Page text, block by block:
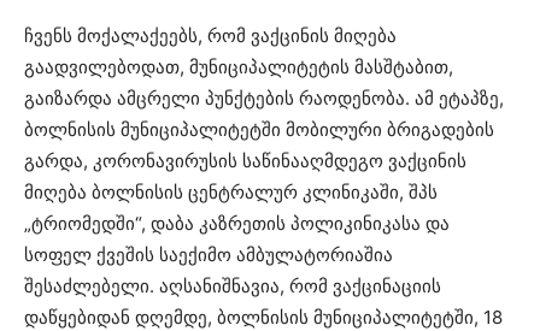
ჩვენს მოქალაქეებს, რომ ვაქცინის მიღება
გაადვილებოდათ, მუნიციპალიტეტის მასშტაბით,
გაიზარდა ამცრელი პუნქტების რაოდენობა. ამ ეტაპზე,
ბოლნისის მუნიციპალიტეტში მობილური ბრიგადების
გარდა, კორონავირუსის საწინააღმდეგო ვაქცინის
მიღება ბოლნისის ცენტრალურ კლინიკაში, შპს
„ტრიომედში“, დაბა კაზრეთის პოლიკინიკასა და
სოფელ ქვეშის საექიმო ამბულატორიაშია
შესაძლებელი. აღსანიშნავია, რომ ვაქცინაციის
დაწყებიდან დღემდე, ბოლნისის მუნიციპალიტეტში, 18